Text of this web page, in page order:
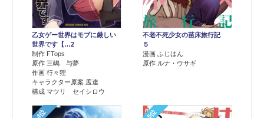
乙女ゲー世界はモブに厳しい
世界です【…2
制作 FTops
原作 三嶋 与夢
作画 行々狸
キャラクター原案 孟達
構成 マツリ セイシロウ
不老不死少女の苗床旅行記
５
漫画 ふじはん
原作 ルナ・ウサギ
4位 5位